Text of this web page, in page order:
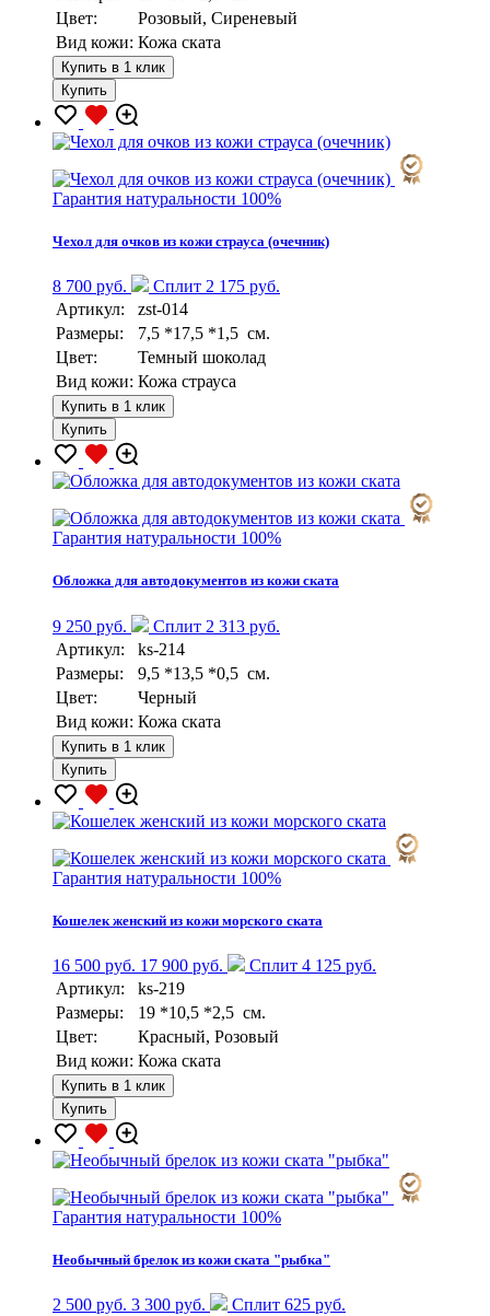
Цвет:
Розовый, Сиреневый
Вид кожи: Кожа ската
Купить в 1 клик
Купить
Гарантия натуральности 100%
Чехол для очков из кожи страуса (очечник)
8 700 руб.
Сплит 2 175 руб.
Артикул:
zst-014
Размеры:
7,5 *17,5 *1,5 см.
Цвет:
Темный шоколад
Вид кожи: Кожа страуса
Купить в 1 клик
Купить
Гарантия натуральности 100%
Обложка для автодокументов из кожи ската
9 250 руб.
Сплит 2 313 руб.
Артикул:
ks-214
Размеры:
9,5 *13,5 *0,5 см.
Цвет:
Черный
Вид кожи: Кожа ската
Купить в 1 клик
Купить
Гарантия натуральности 100%
Кошелек женский из кожи морского ската
16 500 руб. 17 900 руб.
Сплит 4 125 руб.
Артикул:
ks-219
Размеры:
19 *10,5 *2,5 см.
Цвет:
Красный, Розовый
Вид кожи: Кожа ската
Купить в 1 клик
Купить
Гарантия натуральности 100%
Необычный брелок из кожи ската "рыбка"
2 500 руб. 3 300 руб. Сплит 625 руб.